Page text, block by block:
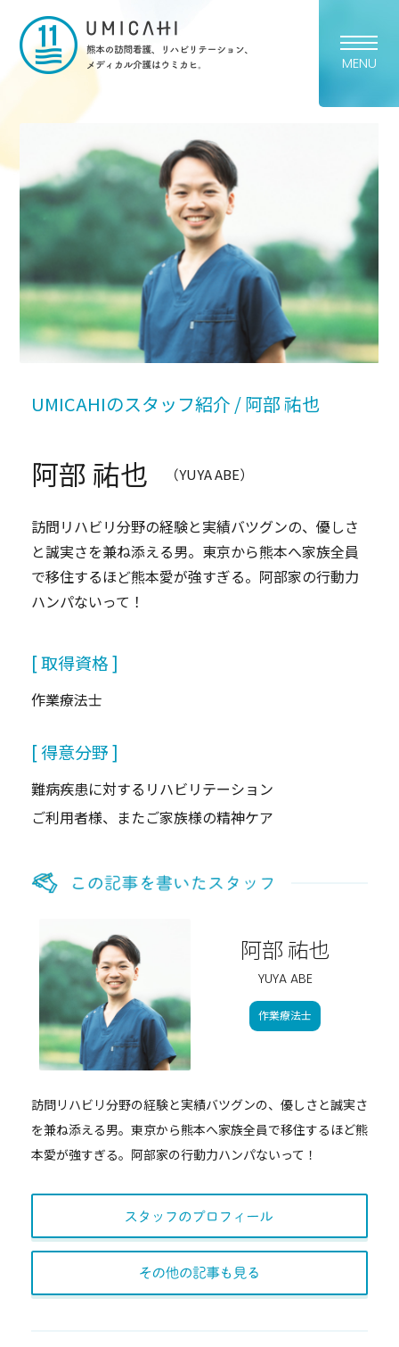
MENU
UMICAHIのスタッフ紹介 / 阿部 祐也
阿部 祐也 （YUYA ABE）
訪問リハビリ分野の経験と実績バツグンの、優しさ
と誠実さを兼ね添える男。東京から熊本へ家族全員
で移住するほど熊本愛が強すぎる。阿部家の行動力
ハンパないって！
[ 取得資格 ]
作業療法士
[ 得意分野 ]
難病疾患に対するリハビリテーション
ご利用者様、またご家族様の精神ケア
阿部 祐也
YUYA ABE
作業療法士
訪問リハビリ分野の経験と実績バツグンの、優しさと誠実さ
を兼ね添える男。東京から熊本へ家族全員で移住するほど熊
本愛が強すぎる。阿部家の行動力ハンパないって！